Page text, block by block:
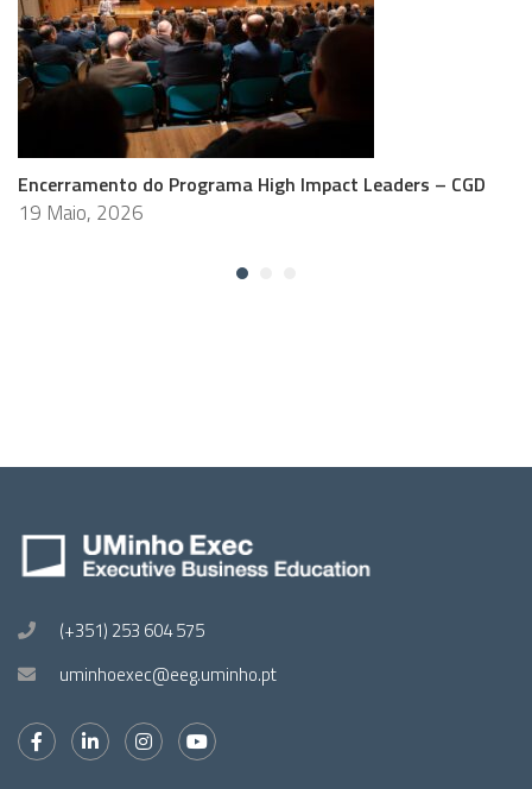
Encerramento do Programa High Impact Leaders – CGD
19 Maio, 2026
(+351) 253 604 575
uminhoexec@eeg.uminho.pt